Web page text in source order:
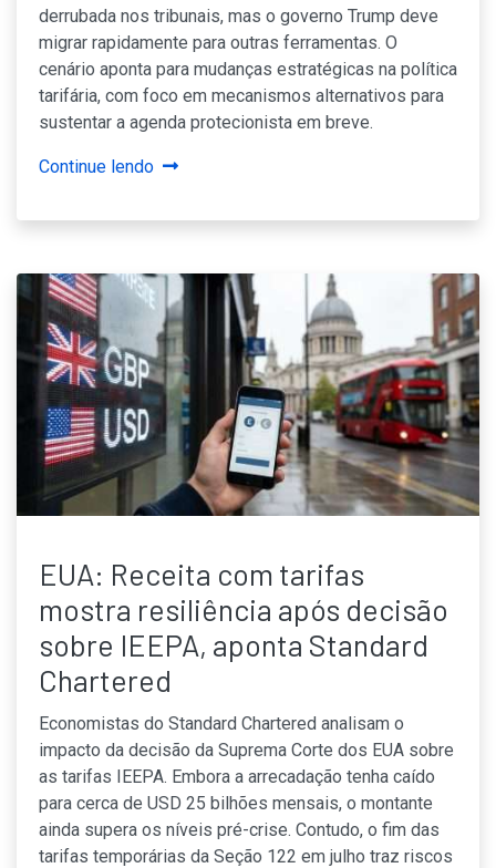
derrubada nos tribunais, mas o governo Trump deve
migrar rapidamente para outras ferramentas. O
cenário aponta para mudanças estratégicas na política
tarifária, com foco em mecanismos alternativos para
sustentar a agenda protecionista em breve.
Continue lendo
EUA: Receita com tarifas
mostra resiliência após decisão
sobre IEEPA, aponta Standard
Chartered
Economistas do Standard Chartered analisam o
impacto da decisão da Suprema Corte dos EUA sobre
as tarifas IEEPA. Embora a arrecadação tenha caído
para cerca de USD 25 bilhões mensais, o montante
ainda supera os níveis pré-crise. Contudo, o fim das
tarifas temporárias da Seção 122 em julho traz riscos